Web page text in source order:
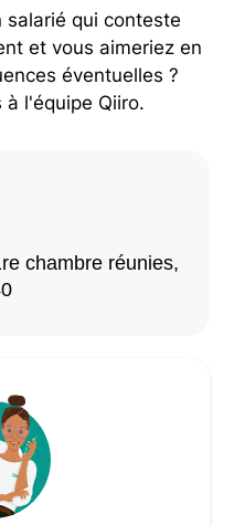
salarié qui conteste
et vous aimeriez en
éventuelles ?
à l'équipe Qiiro.
chambre réunies,